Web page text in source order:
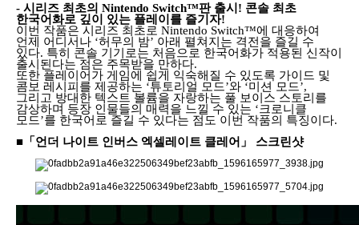
- 시리즈 최초의 Nintendo Switch™판 출시! 콘솔 최초
한국어화로 깊이 있는 플레이를 즐기자!
이번 작품은 시리즈 최초로 Nintendo Switch™에 대응하여
언제 어디서나 ‘허무의 밤’ 아래 펼쳐지는 격전을 즐길 수
있다. 특히 콘솔 기기로는 처음으로 한국어화가 적용된 신작이
출시된다는 점은 주목받을 만하다.
또한 플레이어가 게임에 쉽게 익숙해질 수 있도록 가이드 및
콤보 레시피를 제공하는 ‘튜토리얼 모드’와 ‘미션 모드’,
그리고 방대한 텍스트 볼륨을 자랑하는 풀 보이스 스토리를
감상하며 등장 인물들의 매력을 느낄 수 있는 ‘크로니클
모드’를 한국어로 즐길 수 있다는 점도 이번 작품의 특징이다.
■「언더 나이트 인버스 엑셀레이트 클레어」 스크린샷